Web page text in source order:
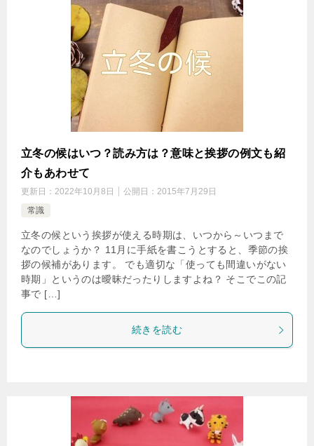
立冬の候はいつ？読み方は？意味と挨拶の例文も紹
介もあわせて
更新日： 2022年10月8日 公開日： 2015年7月29日
常識
立冬の候という挨拶が使える時期は、いつから～いつまで
なのでしょうか？ 11月に手紙を書こうとすると、季節の挨
拶の候補があります。 でも適切な「使っても間違いがない
時期」というのは曖昧だったりしますよね？ そこでこの記
事で […]
続きを読む